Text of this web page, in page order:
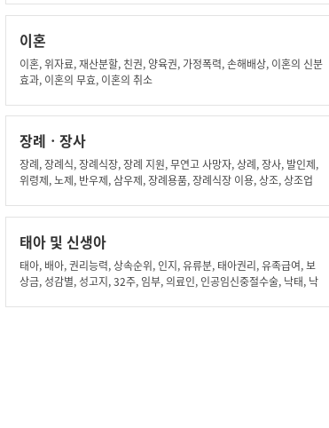
이혼
이혼, 위자료, 재산분할, 친권, 양육권, 가정폭력, 손해배상, 이혼의 신분
효과, 이혼의 무효, 이혼의 취소
장례ㆍ장사
장례, 장례식, 장례식장, 장례 지원, 무연고 사망자, 상례, 장사, 발인제,
위령제, 노제, 반우제, 삼우제, 장례용품, 장례식장 이용, 상조, 상조업
료, 봉안, 봉안시설, 공설봉안시설, 사설봉안시설, 자연장, 자연장지, 공
설자연장지, 사설자연장지, 매장, 매장시기, 매장신고, 매장장소, 매장
방법, 개장신고, 묘지, 공설묘지, 분묘, 설치기간, 사설묘지, 개인묘지,
가족묘지, 법인묘지
태아 및 신생아
태아, 배아, 권리능력, 상속순위, 인지, 유류분, 태아권리, 유족급여, 보
상금, 성감별, 성고지, 32주, 임부, 의료인, 인공임신중절수술, 낙태, 낙